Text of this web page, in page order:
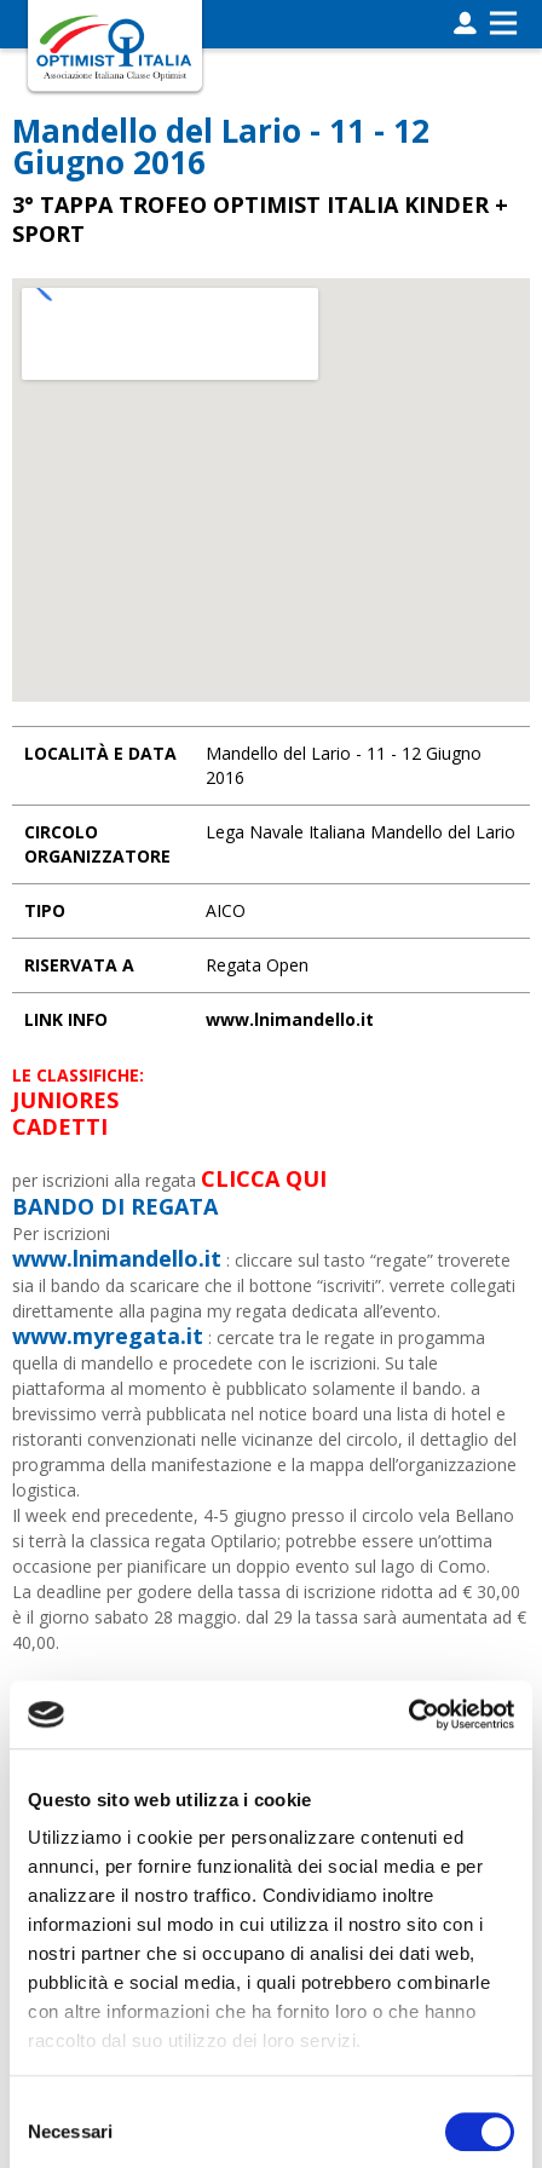
Questo sito web utilizza i cookie
Utilizziamo i cookie per personalizzare contenuti ed
annunci, per fornire funzionalità dei social media e per
analizzare il nostro traffico. Condividiamo inoltre
informazioni sul modo in cui utilizza il nostro sito con i
nostri partner che si occupano di analisi dei dati web,
pubblicità e social media, i quali potrebbero combinarle
con altre informazioni che ha fornito loro o che hanno
raccolto dal suo utilizzo dei loro servizi.
delNecessari
Mandello del Lario - 11 - 12
Giugno 2016
3° TAPPA TROFEO OPTIMIST ITALIA KINDER +
SPORT
LOCALITÀ E DATA
Mandello del Lario - 11 - 12 Giugno
2016
CIRCOLO
ORGANIZZATORE
Lega Navale Italiana Mandello del Lario
TIPO AICO
RISERVATA A Regata Open
LINK INFO www.lnimandello.it
LE CLASSIFICHE:
JUNIORES
CADETTI
per iscrizioni alla regata CLICCA QUI
BANDO DI REGATA
Per iscrizioni
www.lnimandello.it : cliccare sul tasto “regate” troverete
sia il bando da scaricare che il bottone “iscriviti”. verrete collegati
direttamente alla pagina my regata dedicata all’evento.
www.myregata.it : cercate tra le regate in progamma
quella di mandello e procedete con le iscrizioni. Su tale
piattaforma al momento è pubblicato solamente il bando. a
brevissimo verrà pubblicata nel notice board una lista di hotel e
ristoranti convenzionati nelle vicinanze del circolo, il dettaglio del
programma della manifestazione e la mappa dell’organizzazione
logistica.
Il week end precedente, 4-5 giugno presso il circolo vela Bellano
si terrà la classica regata Optilario; potrebbe essere un’ottima
occasione per pianificare un doppio evento sul lago di Como.
La deadline per godere della tassa di iscrizione ridotta ad € 30,00
è il giorno sabato 28 maggio. dal 29 la tassa sarà aumentata ad €
40,00.
I PROSSIMI EVENTI
12-14
Ago
GOLD CUP - RIVA DEL GARDA
27-1
Ago
CAMPIONATI ITALIANI IN SINGOLO -
MARINA DI RAVENNA